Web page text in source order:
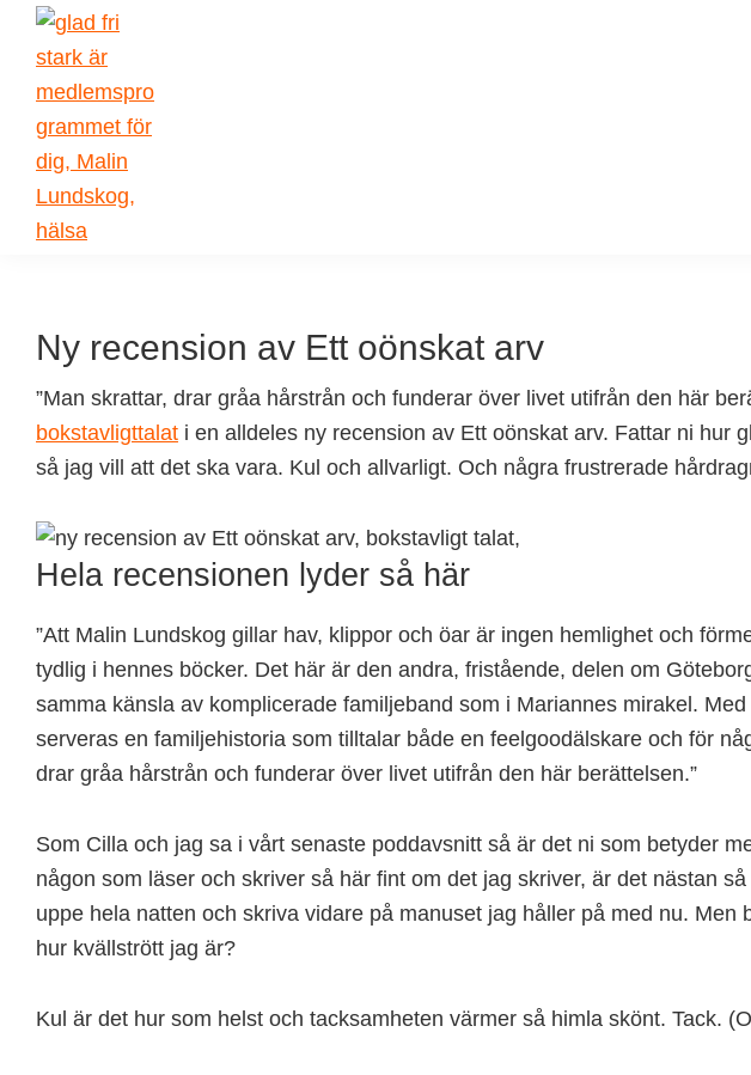
Skip
primary
navigation
Skip
main
content
Skip
primary
sidebar
Skip
footer
livsglädje
Ny recension av Ett oönskat arv
”Man skrattar, drar gråa hårstrån och funderar över livet utifrån den här
bokstavligttalat i en alldeles ny recension av Ett oönskat arv. Fattar ni hur
så jag vill att det ska vara. Kul och allvarligt. Och några frustrerade
Hela recensionen lyder så här
”Att Malin Lundskog gillar hav, klippor och öar är ingen hemlighet och
tydlig i hennes böcker. Det här är den andra, fristående, delen om
samma känsla av komplicerade familjeband som i Mariannes mirakel.
serveras en familjehistoria som tilltalar både en feelgoodälskare och för
drar gråa hårstrån och funderar över livet utifrån den här berättelsen.”
Som Cilla och jag sa i vårt senaste poddavsnitt så är det ni som betyder
någon som läser och skriver så här fint om det jag skriver, är det nästan
uppe hela natten och skriva vidare på manuset jag håller på med nu. Men
hur kvällstrött jag är?
Kul är det hur som helst och tacksamheten värmer så himla skönt. Tack.